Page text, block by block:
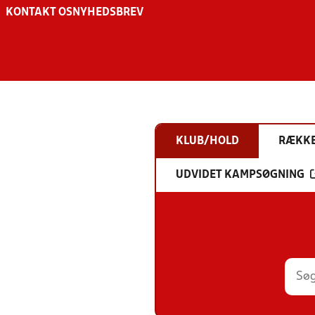
KONTAKT OS NYHEDSBREV
KLUB/HOLD
UDVIDET KAMPSØGNING